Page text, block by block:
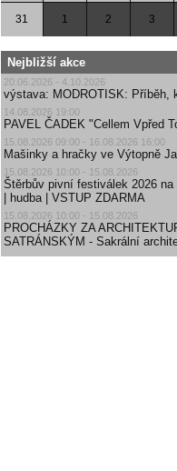
31 1 2 3
Nejbližší akce
20.06.2026 - 4.10.2026
výstava: MODROTISK: Příběh,
14.08.2026 19:00
PAVEL ČADEK "Cellem Vpřed
15.08.2026 09:00 - 16.08.2026 16:00
Mašinky a hračky ve Výtopně
15.08.2026 10:00 - 15.08.2026
Štěrbův pivní festiválek 2026
| hudba | VSTUP ZDARMA
15.08.2026 10:00 - 15.08.2026
PROCHÁZKY ZA
SATRÁNSKÝM - Sakrální